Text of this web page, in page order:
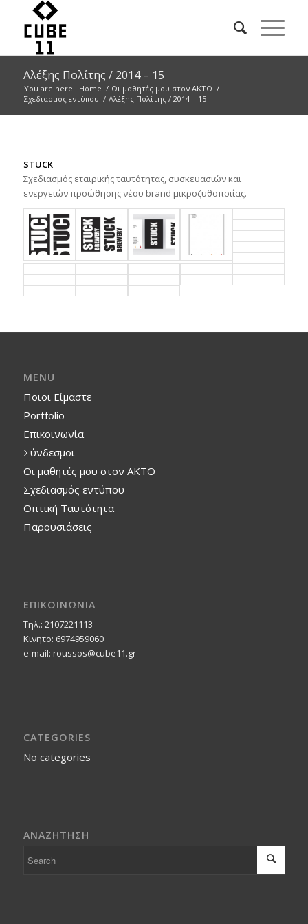
Αλέξης Πολίτης / 2014 – 15
You are here: Home / Οι μαθητές μου στον ΑΚΤΟ /
Σχεδιασμός εντύπου / Αλέξης Πολίτης / 2014 – 15
STUCK
Σχεδιασμός εταιρικής ταυτότητας, συσκευασιών και
ενεργειών προώθησης νέου brand μικροζυθοποιίας.
MENU
Ποιοι Είμαστε
Portfolio
Επικοινωνία
Σύνδεσμοι
Οι μαθητές μου στον ΑΚΤΟ
Σχεδιασμός εντύπου
Οπτική Ταυτότητα
Παρουσιάσεις
ΕΠΙΚΟΙΝΩΝΙΑ
Τηλ.: 2107221113
Κινητο: 6974959060
e-mail: roussos@cube11.gr
CATEGORIES
No categories
ΑΝΑΖΗΤΗΣΗ